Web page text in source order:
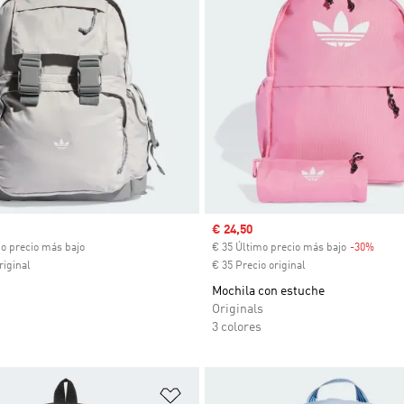
precio más bajo
Precio de venta
€ 24,50
€ 35 Último precio más bajo -30%
€ 35 Precio original
Mochila con estuche
Originals
3 colores
de deseos Añadir a la lista de deseos